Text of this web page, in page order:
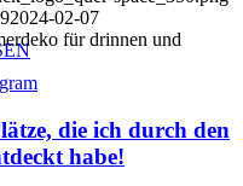
2024-02-07
für drinnen und
die ich durch den
habe!